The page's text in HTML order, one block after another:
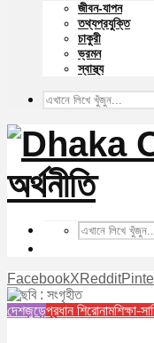
জীবন-যাপন
তথ্যপ্রযুক্তি
চাকুরী
ভ্রমন
স্বাস্থ্য
FacebookXReddit
দেশজুড়েপ্রধান শিরোনামশিক্ষা-